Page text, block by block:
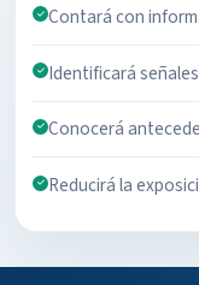
Contará con
Identificará
Conocerá
Reducirá la